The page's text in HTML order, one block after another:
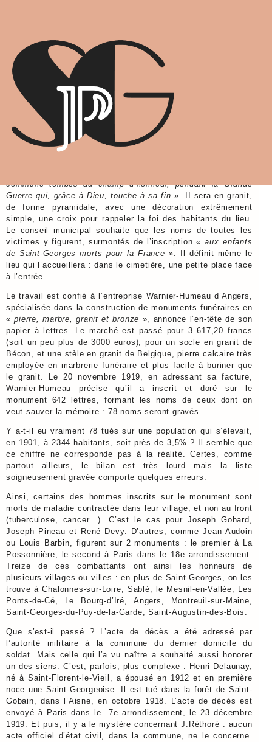
LE MONUMENT AUX
MORTS
Histoire de la construction
A Saint-Georges comme dans de nombreux villages de
commune tombés au champ d’honneur, pendant la Grande
Guerre qui, grâce à Dieu, touche à sa fin ». II sera en granit,
de forme pyramidale, avec une décoration extrêmement
simple, une croix pour rappeler la foi des habitants du lieu.
Le conseil municipal souhaite que les noms de toutes les
victimes y figurent, surmontés de l’inscription «aux enfants
de Saint-Georges morts pour la France ». Il définit même le
lieu qui l’accueillera : dans le cimetière, une petite place face
à l’entrée.
Le travail est confié à l’entreprise Warnier-Humeau d’Angers,
spécialisée dans la construction de monuments funéraires en
«pierre, marbre, granit et bronze », annonce l’en-tête de son
papier à lettres. Le marché est passé pour 3 617,20 francs
(soit un peu plus de 3000 euros), pour un socle en granit de
Bécon, et une stèle en granit de Belgique, pierre calcaire très
employée en marbrerie funéraire et plus facile à buriner que
le granit. Le 20 novembre 1919, en adressant sa facture,
Warnier-Humeau précise qu’il a inscrit et doré sur le
monument 642 lettres, formant les noms de ceux dont on
veut sauver la mémoire : 78 noms seront gravés.
Y a-t-il eu vraiment 78 tués sur une population qui s’élevait,
en 1901, à 2344 habitants, soit près de 3,5% ? Il semble que
ce chiffre ne corresponde pas à la réalité. Certes, comme
partout ailleurs, le bilan est très lourd mais la liste
soigneusement gravée comporte quelques erreurs.
Ainsi, certains des hommes inscrits sur le monument sont
morts de maladie contractée dans leur village, et non au front
(tuberculose, cancer…). C’est le cas pour Joseph Gohard,
Joseph Pineau et René Devy. D’autres, comme Jean Audoin
ou Louis Barbin, figurent sur 2 monuments : le premier à La
Possonnière, le second à Paris dans le 18e arrondissement.
Treize de ces combattants ont ainsi les honneurs de
plusieurs villages ou villes : en plus de Saint-Georges, on les
trouve à Chalonnes-sur-Loire, Sablé, le Mesnil-en-Vallée, Les
Ponts-de-Cé, Le Bourg-d’Iré, Angers, Montreuil-sur-Maine,
Saint-Georges-du-Puy-de-la-Garde, Saint-Augustin-des-Bois.
Que s’est-il passé ? L’acte de décès a été adressé par
l’autorité militaire à la commune du dernier domicile du
soldat. Mais celle qui l’a vu naître a souhaité aussi honorer
un des siens. C’est, parfois, plus complexe : Henri Delaunay,
né à Saint-Florent-le-Vieil, a épousé en 1912 et en première
noce une Saint-Georgeoise. Il est tué dans la forêt de Saint-
Gobain, dans l’Aisne, en octobre 1918. L’acte de décès est
envoyé à Paris dans le 7e arrondissement, le 23 décembre
1919. Et puis, il y a le mystère concernant J.Réthoré : aucun
acte officiel d’état civil, dans la commune, ne le concerne.